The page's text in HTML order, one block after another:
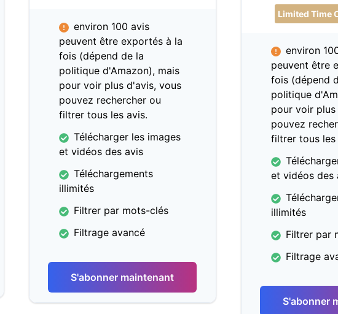
environ 100 avis
peuvent être exportés à la
fois (dépend de la
politique d'Amazon), mais
pour voir plus d'avis, vous
pouvez rechercher ou
filtrer tous les avis.
Télécharger les images
et vidéos des avis
Téléchargements
illimités
Filtrer par mots-clés
Filtrage avancé
S'abonner maintenant
Limited Time
environ
peuvent être
fois (dépend
politique
pour voir
pouvez
filtrer tous les
et vidéos des
illimités
Filtrer par
Filtrage
S'abonner